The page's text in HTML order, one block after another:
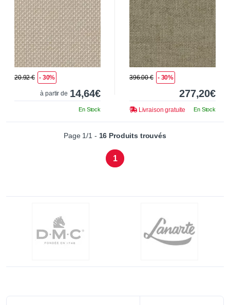
20.92 € - 30%
à partir de 14,64€
En Stock
396.00 € - 30%
277,20€
Livraison gratuite En Stock
Page 1/1 - 16 Produits trouvés
1